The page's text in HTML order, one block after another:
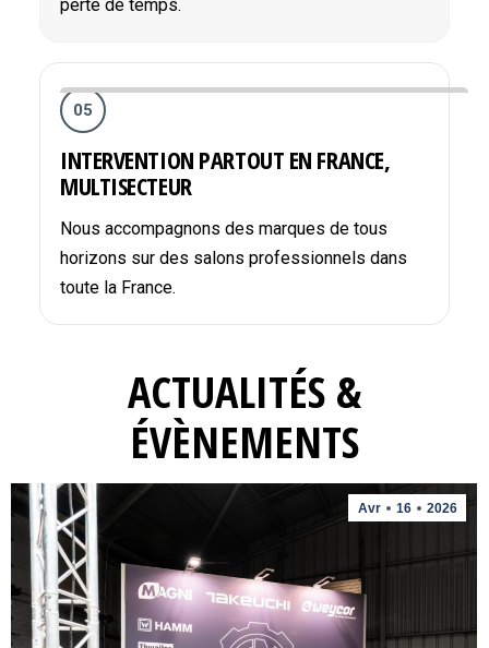
perte de temps.
05
INTERVENTION PARTOUT EN FRANCE,
MULTISECTEUR
Nous accompagnons des marques de tous
horizons sur des salons professionnels dans
toute la France.
ACTUALITÉS &
ÉVÈNEMENTS
Avr 16 2026